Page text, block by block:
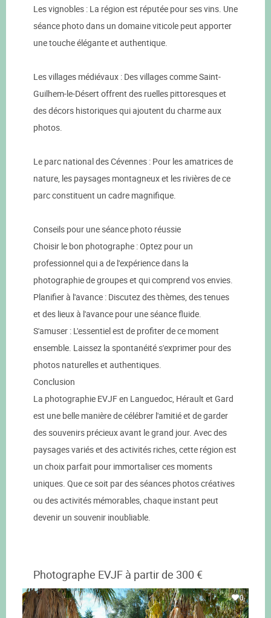
Les vignobles : La région est réputée pour ses vins. Une
séance photo dans un domaine viticole peut apporter
une touche élégante et authentique.
Les villages médiévaux : Des villages comme Saint-
Guilhem-le-Désert offrent des ruelles pittoresques et
des décors historiques qui ajoutent du charme aux
photos.
Le parc national des Cévennes : Pour les amatrices de
nature, les paysages montagneux et les rivières de ce
parc constituent un cadre magnifique.
Conseils pour une séance photo réussie
Choisir le bon photographe : Optez pour un
professionnel qui a de l'expérience dans la
photographie de groupes et qui comprend vos envies.
Planifier à l'avance : Discutez des thèmes, des tenues
et des lieux à l'avance pour une séance fluide.
S'amuser : L'essentiel est de profiter de ce moment
ensemble. Laissez la spontanéité s'exprimer pour des
photos naturelles et authentiques.
Conclusion
La photographie EVJF en Languedoc, Hérault et Gard
est une belle manière de célébrer l'amitié et de garder
des souvenirs précieux avant le grand jour. Avec des
paysages variés et des activités riches, cette région est
un choix parfait pour immortaliser ces moments
uniques. Que ce soit par des séances photos créatives
ou des activités mémorables, chaque instant peut
devenir un souvenir inoubliable.
Photographe EVJF à partir de 300 €
0